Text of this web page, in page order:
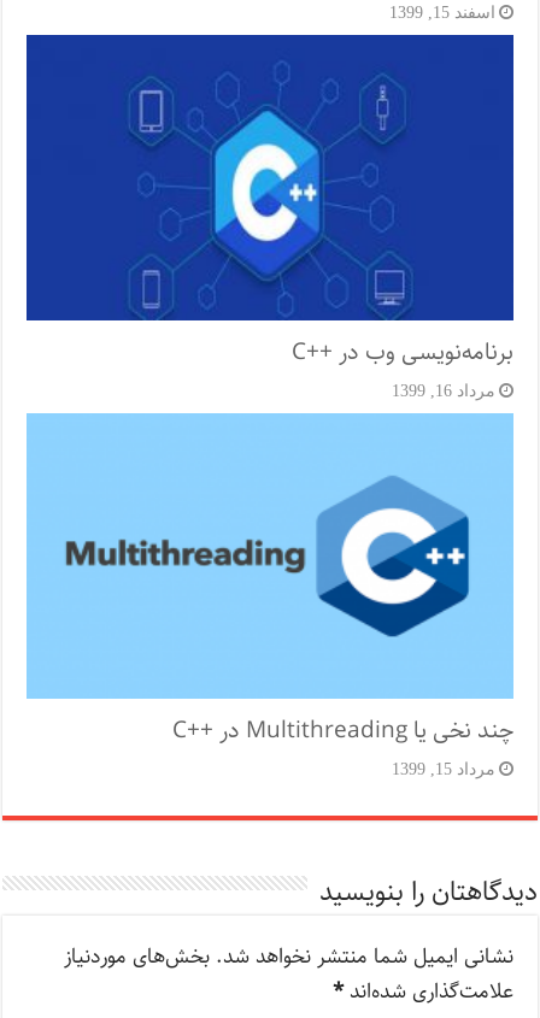
اسفند 15, 1399
برنامه‌نویسی وب در ++C
مرداد 16, 1399
چند نخی یا Multithreading در ++C
مرداد 15, 1399
دیدگاهتان را بنویسید
نشانی ایمیل شما منتشر نخواهد شد. بخش‌های موردنیاز
علامت‌گذاری شده‌اند*